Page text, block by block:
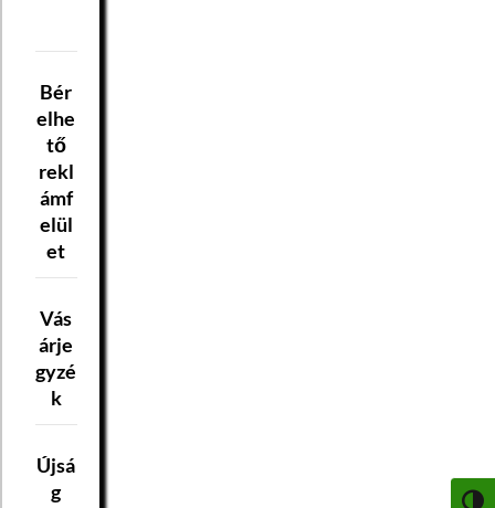
Bér
elhe
tő
rekl
ámf
elül
et
Vás
árje
gyzé
k
Újsá
g